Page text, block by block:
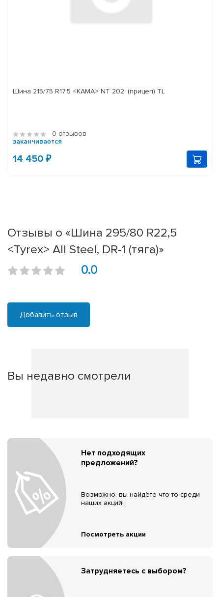
Шина 215/75 R17,5 <КАМА> NT 202, (прицеп) TL
0 отзывов
заканчивается
14 450 ₽
Отзывы о «Шина 295/80 R22,5
<Tyrex> All Steel, DR-1 (тяга)»
0.0
Добавить отзыв
Вы недавно смотрели
Нет подходящих
предложений?
Возможно, вы найдёте что-то среди
наших акций!
Посмотреть акции
Затрудняетесь с выбором?